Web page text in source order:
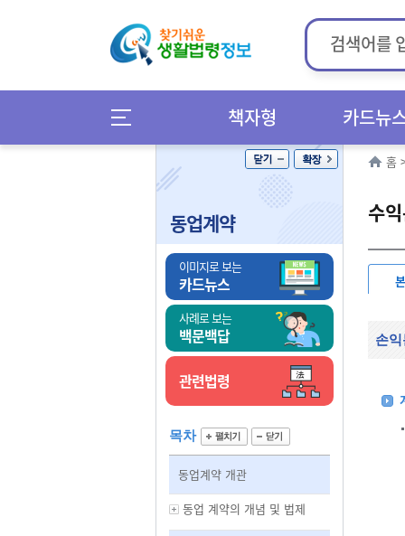
책자형 카드뉴
동업계약
이미지로 보는
카드뉴스
사례로 보는
백문백답
관련법령
목차
동업계약 개관
동업 계약의 개념 및 법제
홈
수
손